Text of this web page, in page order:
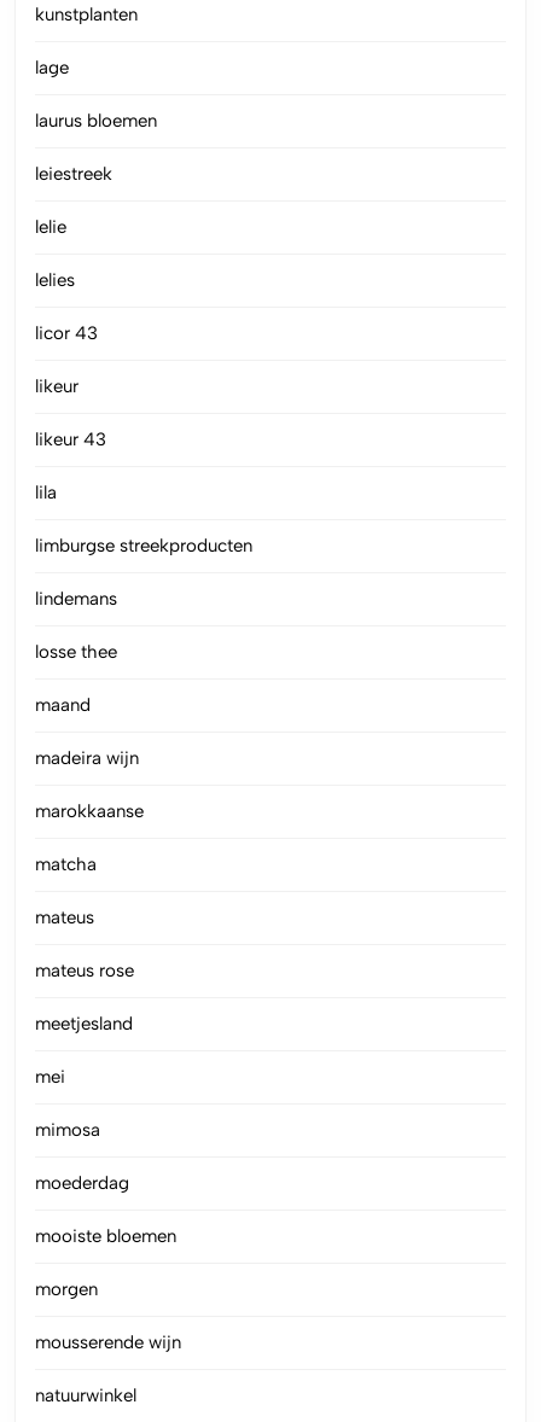
kunstplanten
lage
laurus bloemen
leiestreek
lelie
lelies
licor 43
likeur
likeur 43
lila
limburgse streekproducten
lindemans
losse thee
maand
madeira wijn
marokkaanse
matcha
mateus
mateus rose
meetjesland
mei
mimosa
moederdag
mooiste bloemen
morgen
mousserende wijn
natuurwinkel